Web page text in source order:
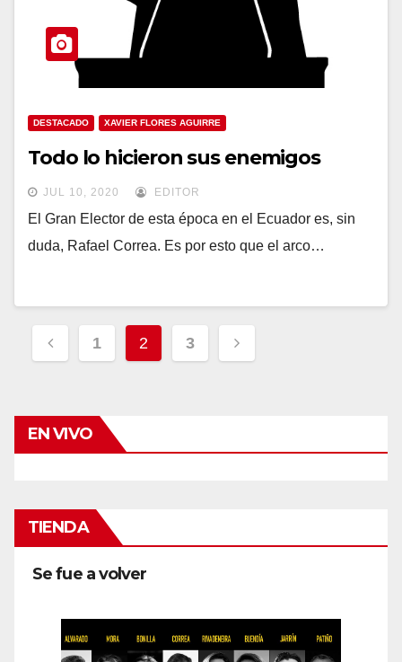
DESTACADO XAVIER FLORES AGUIRRE
Todo lo hicieron sus enemigos
JUL 10, 2020 EDITOR
El Gran Elector de esta época en el Ecuador es, sin
duda, Rafael Correa. Es por esto que el arco…
Navegación
de
1 2 3
EN VIVO
TIENDA
Se fue a volver